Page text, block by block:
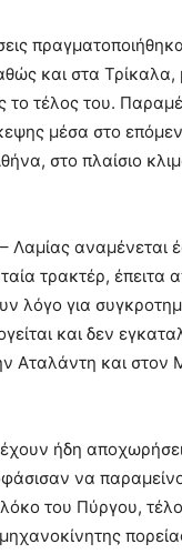
και στα
το τέλος του.
μέσα στο
στο πλαίσιο
Λαμίας
τρακτέρ,
λόγο για
και δεν
Αταλάντη και
έχουν ήδη
να
του Πύργου,